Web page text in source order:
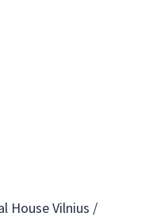
House Vilnius /